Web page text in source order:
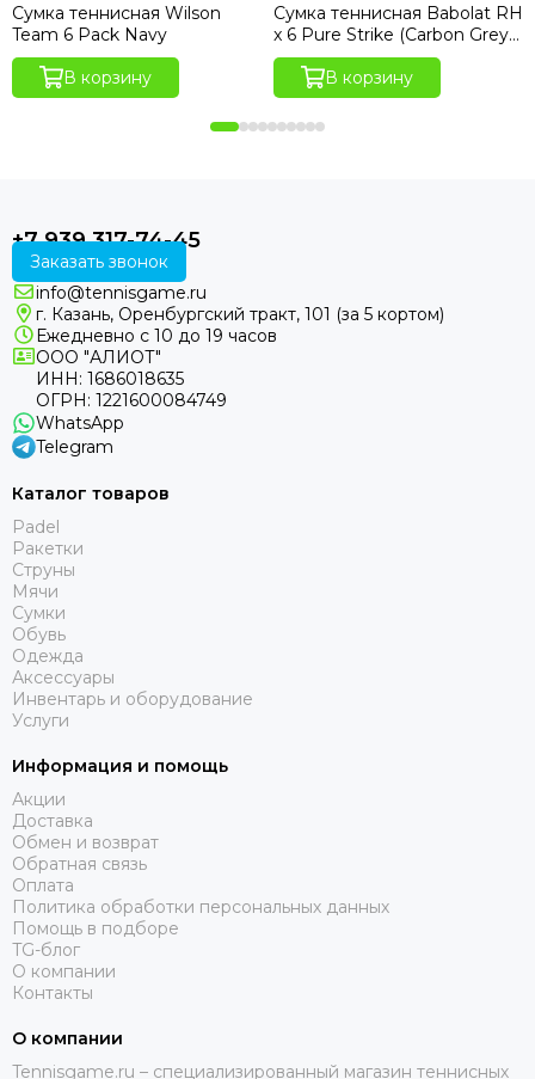
Сумка теннисная Wilson
Team 6 Pack Navy
В корзину
Сумка теннисная Babolat RH
x 6 Pure Strike (Carbon Grey
Edition)
В корзину
+7 939 317-74-45
Заказать звонок
info@tennisgame.ru
г. Казань, Оренбургский тракт, 101 (за 5 кортом)
Ежедневно с 10 до 19 часов
ООО "АЛИОТ"
ИНН: 1686018635
ОГРН: 1221600084749
WhatsApp
Telegram
Каталог товаров
Padel
Ракетки
Струны
Мячи
Сумки
Обувь
Одежда
Аксессуары
Инвентарь и оборудование
Услуги
Информация и помощь
Акции
Доставка
Обмен и возврат
Обратная связь
Оплата
Политика обработки персональных данных
Помощь в подборе
TG-блог
О компании
Контакты
О компании
Tennisgame.ru – специализированный магазин теннисных